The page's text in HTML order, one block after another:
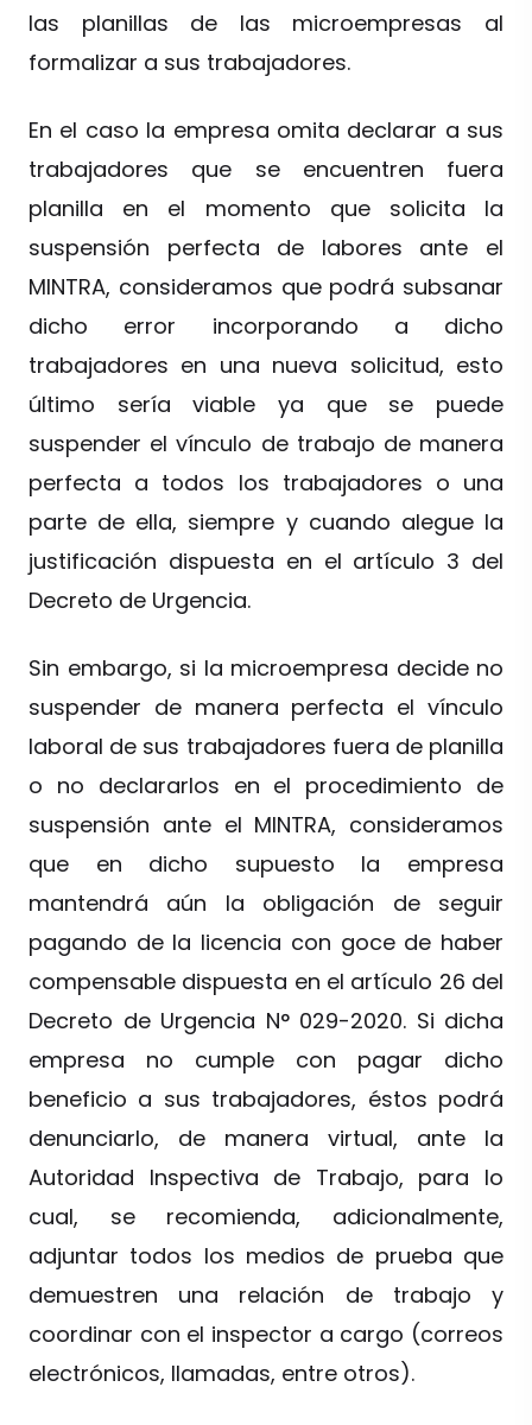
las planillas de las microempresas al
formalizar a sus trabajadores.
En el caso la empresa omita declarar a sus
trabajadores que se encuentren fuera
planilla en el momento que solicita la
suspensión perfecta de labores ante el
MINTRA, consideramos que podrá subsanar
dicho error incorporando a dicho
trabajadores en una nueva solicitud, esto
último sería viable ya que se puede
suspender el vínculo de trabajo de manera
perfecta a todos los trabajadores o una
parte de ella, siempre y cuando alegue la
justificación dispuesta en el artículo 3 del
Decreto de Urgencia.
Sin embargo, si la microempresa decide no
suspender de manera perfecta el vínculo
laboral de sus trabajadores fuera de planilla
o no declararlos en el procedimiento de
suspensión ante el MINTRA, consideramos
que en dicho supuesto la empresa
mantendrá aún la obligación de seguir
pagando de la licencia con goce de haber
compensable dispuesta en el artículo 26 del
Decreto de Urgencia N° 029-2020. Si dicha
empresa no cumple con pagar dicho
beneficio a sus trabajadores, éstos podrá
denunciarlo, de manera virtual, ante la
Autoridad Inspectiva de Trabajo, para lo
cual, se recomienda, adicionalmente,
adjuntar todos los medios de prueba que
demuestren una relación de trabajo y
coordinar con el inspector a cargo (correos
electrónicos, llamadas, entre otros).